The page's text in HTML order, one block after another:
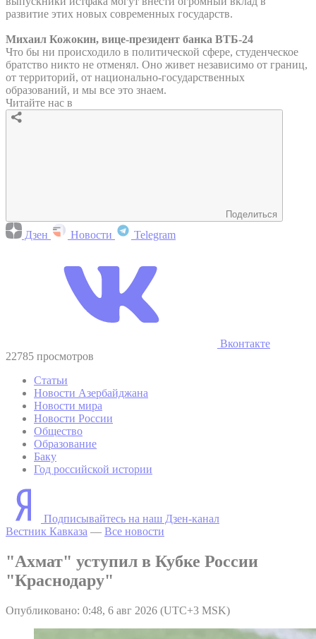
развитие этих новых современных государств.
Михаил Кожокин, вице-президент банка ВТБ-24
Что бы ни происходило в политической сфере, студенческое
братство никто не отменял. Оно живет независимо от границ,
от территорий, от национально-государственных
образований, и мы все это знаем.
Читайте нас в
Поделиться
Дзен Новости Telegram
Вконтакте
22785 просмотров
Статьи
Новости Азербайджана
Новости мира
Новости России
Общество
Образование
Баку
Год российской истории
Подписывайтесь на наш Дзен-канал
Вестник Кавказа — Все новости
"Ахмат" уступил в Кубке России
"Краснодару"
Опубликовано: 0:48, 6 авг 2026 (UTC+3 MSK)